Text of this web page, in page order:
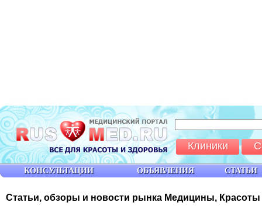
Статьи, обзоры и новости рынка Медицины,
КОНСУЛЬТАЦИИ ОБЪЯВЛЕНИЯ СТАТЬИ
Клиники